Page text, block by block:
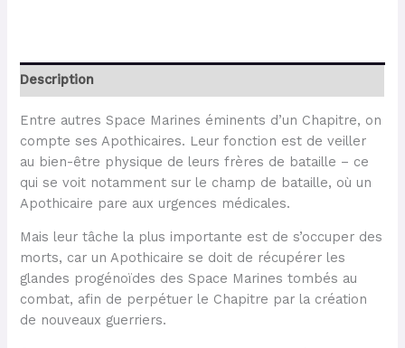
Description
Entre autres Space Marines éminents d’un Chapitre, on
compte ses Apothicaires. Leur fonction est de veiller
au bien-être physique de leurs frères de bataille – ce
qui se voit notamment sur le champ de bataille, où un
Apothicaire pare aux urgences médicales.
Mais leur tâche la plus importante est de s’occuper des
morts, car un Apothicaire se doit de récupérer les
glandes progénoïdes des Space Marines tombés au
combat, afin de perpétuer le Chapitre par la création
de nouveaux guerriers.